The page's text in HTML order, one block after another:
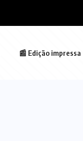
📰 Edição impressa